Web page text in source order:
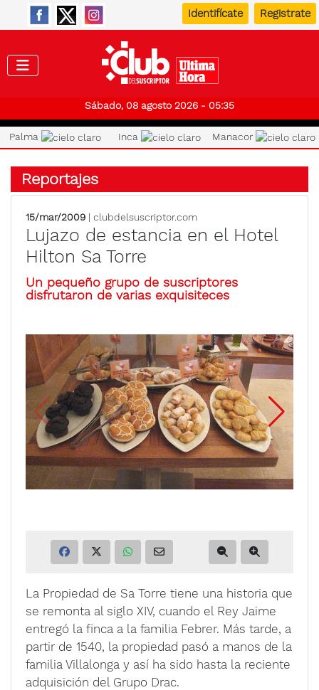
Identifícate Registrate
Sábado, 08 agosto 2026 - 05:35
Palma Inca Manacor
Reportajes
15/mar/2009 | clubdelsuscriptor.com
Lujazo de estancia en el Hotel
Hilton Sa Torre
Un pequeño grupo de suscriptores
disfrutaron de varias exquisiteces
La Propiedad de Sa Torre tiene una historia que
se remonta al siglo XIV, cuando el Rey Jaime
entregó la finca a la familia Febrer. Más tarde, a
partir de 1540, la propiedad pasó a manos de la
familia Villalonga y así ha sido hasta la reciente
adquisición del Grupo Drac.